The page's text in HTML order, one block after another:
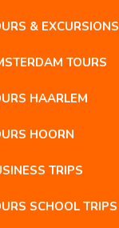
& EXCURSIONS
TOURS
HAARLEM
HOORN
TRIPS
SCHOOL TRIPS